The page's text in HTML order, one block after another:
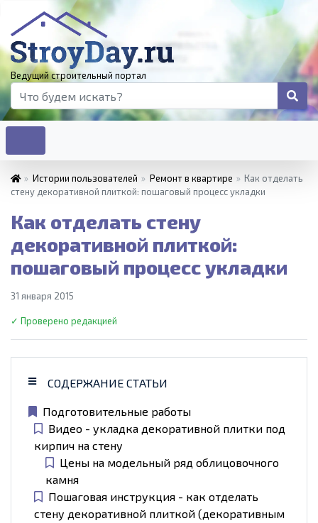
Ведущий строительный портал
» Истории пользователей » Ремонт в квартире » Как отделать
стену декоративной плиткой: пошаговый процесс укладки
Как отделать стену
декоративной плиткой:
пошаговый процесс укладки
31 января 2015
✓ Проверено редакцией
СОДЕРЖАНИЕ СТАТЬИ
Подготовительные работы
Видео - укладка декоративной плитки под
кирпич на стену
Цены на модельный ряд облицовочного
камня
Пошаговая инструкция - как отделать
стену декоративной плиткой (декоративным